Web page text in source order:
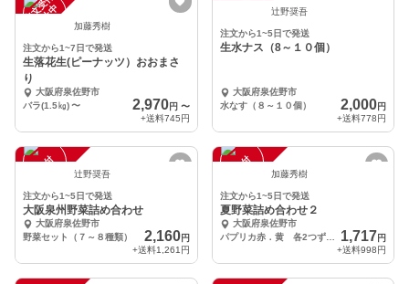
注
文
受
付
停
止
中 加藤秀樹
注文から1~7日で発送
生落花生(ピーナッツ）おおまさ
り
大阪府泉佐野市
バラ(1.5㎏)〜 2,970円 〜
+送料745円
注
文
受
付
停
止 辻野奨吾
注文から1~5日で発送
生水ナス（8～１０個）
大阪府泉佐野市
水なす（８～１０個）
2,000円
+送料778円
注
文
受
付
停
止 辻野奨吾
注文から1~5日で発送
大阪泉州野菜詰め合わせ
大阪府泉佐野市
野菜セット（７～８種類）
2,160円
+送料1,261円
注
文
受
付
停
止 加藤秀樹
注文から1~5日で発送
夏野菜詰め合わせ２
大阪府泉佐野市
パプリカ赤．黄 各2つずつ、その他2人前
1,717円
+送料998円